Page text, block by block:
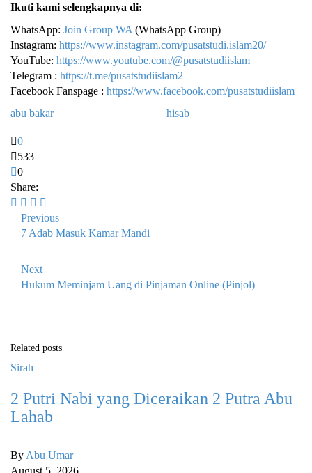
Ikuti kami selengkapnya di:
WhatsApp: Join Group WA (WhatsApp Group)
Instagram: https://www.instagram.com/pusatstudi.islam20/
YouTube: https://www.youtube.com/@pusatstudiislam
Telegram : https://t.me/pusatstudiislam2
Facebook Fanspage : https://www.facebook.com/pusatstudiislam
abu bakar
hisab
0
533
0
Share:
Previous
7 Adab Masuk Kamar Mandi
Next
Hukum Meminjam Uang di Pinjaman Online (Pinjol)
Related posts
Sirah
2 Putri Nabi yang Diceraikan 2 Putra Abu
Lahab
By Abu Umar
August 5, 2026